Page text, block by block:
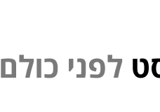
לפני כולם